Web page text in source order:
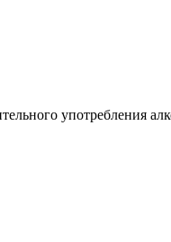
употребления